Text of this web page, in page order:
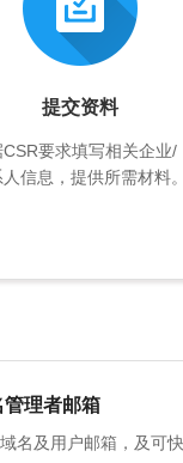
提交资料
CSR要求填写相关企业/
人信息，提供所需材料
管理者邮箱
名及用户邮箱，及可